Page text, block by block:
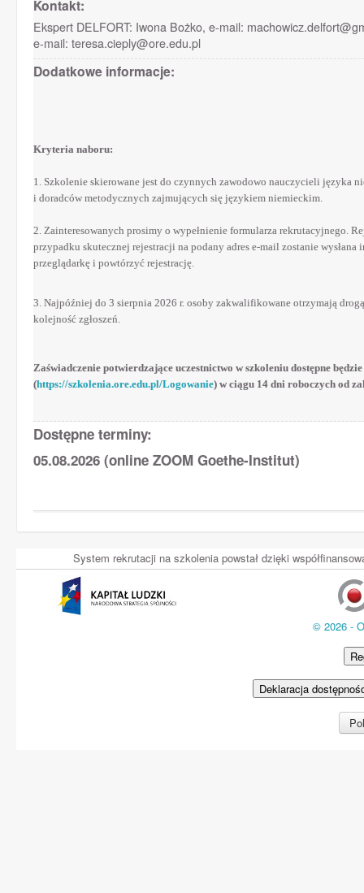
Kontakt:
Ekspert DELFORT: Iwona Bożko, e-mail:
e-mail: teresa.cieply@ore.edu.pl
Dodatkowe informacje:
Kryteria naboru:
1. Szkolenie skierowane jest do czynnych zawodowo nauczycieli języka
i doradców metodycznych zajmujących się językiem niemieckim.
2. Zainteresowanych prosimy o wypełnienie formularza rekrutacyjnego.
przypadku skutecznej rejestracji na podany adres e-mail zostanie
przeglądarkę i powtórzyć rejestrację.
3. Najpóźniej do 3 sierpnia 2026 r. osoby zakwalifikowane otrzymają
kolejność zgłoszeń.
Zaświadczenie potwierdzające uczestnictwo w szkoleniu dostępne
(https://szkolenia.ore.edu.pl/Logowanie) w ciągu 14 dni roboczych od
Dostępne terminy:
05.08.2026 (online ZOOM Goethe-Institut)
System rekrutacji na szkolenia powstał dzięki
© 2026 -
Deklaracja